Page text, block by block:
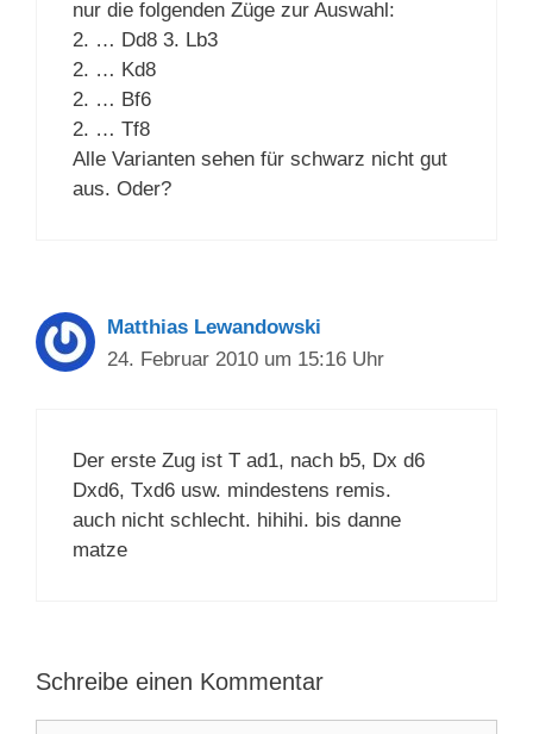
nur die folgenden Züge zur Auswahl:
2. … Dd8 3. Lb3
2. … Kd8
2. … Bf6
2. … Tf8
Alle Varianten sehen für schwarz nicht gut
aus. Oder?
Matthias Lewandowski
24. Februar 2010 um 15:16 Uhr
Der erste Zug ist T ad1, nach b5, Dx d6
Dxd6, Txd6 usw. mindestens remis.
auch nicht schlecht. hihihi. bis danne
matze
Schreibe einen Kommentar